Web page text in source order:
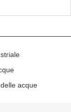
acque